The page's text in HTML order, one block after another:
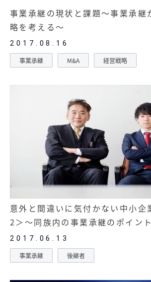
事業承継の現状と課題～事業承継
略を考える～
2017.08.16
事業承継 M&A 経営戦略
意外と間違いに気付かない中小企
2＞～同族内の事業承継のポイン
2017.06.13
事業承継 後継者